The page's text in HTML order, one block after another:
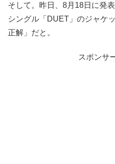
そして。昨日、8月18日に発
シングル「DUET」のジャケ
正解」だと。
スポンサ